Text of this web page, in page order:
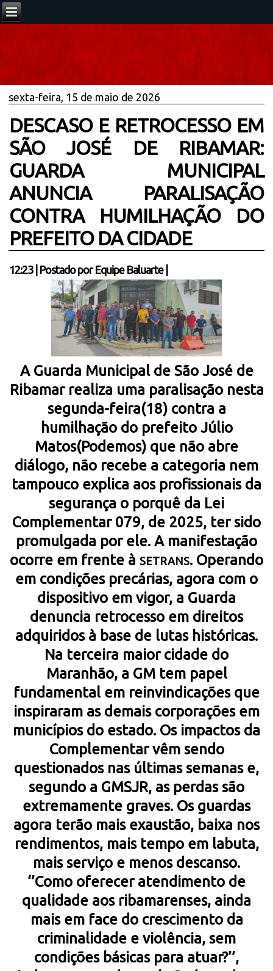
sexta-feira, 15 de maio de 2026
DESCASO E RETROCESSO EM
SÃO JOSÉ DE RIBAMAR:
GUARDA MUNICIPAL
ANUNCIA PARALISAÇÃO
CONTRA HUMILHAÇÃO DO
PREFEITO DA CIDADE
12:23| Postado por Equipe Baluarte
A Guarda Municipal de São José de
Ribamar realiza uma paralisação nesta
segunda-feira(18) contra a
humilhação do prefeito Júlio
Matos(Podemos) que não abre
diálogo, não recebe a categoria nem
tampouco explica aos profissionais da
segurança o porquê da Lei
Complementar 079, de 2025, ter sido
promulgada por ele. A manifestação
ocorre em frente à SETRANS. Operando
em condições precárias, agora com o
dispositivo em vigor, a Guarda
denuncia retrocesso em direitos
adquiridos à base de lutas históricas.
Na terceira maior cidade do
Maranhão, a GM tem papel
fundamental em reinvindicações que
inspiraram as demais corporações em
municípios do estado. Os impactos da
Complementar vêm sendo
questionados nas últimas semanas e,
segundo a GMSJR, as perdas são
extremamente graves. Os guardas
agora terão mais exaustão, baixa nos
rendimentos, mais tempo em labuta,
mais serviço e menos descanso.
‘’Como oferecer atendimento de
qualidade aos ribamarenses, ainda
mais em face do crescimento da
criminalidade e violência, sem
condições básicas para atuar?’’,